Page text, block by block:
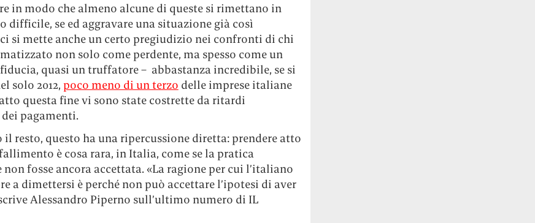
in modo che almeno alcune di queste si rimettano in
difficile, se ed aggravare una situazione già così
si mette anche un certo pregiudizio nei confronti di chi
non solo come perdente, ma spesso come un
quasi un truffatore – abbastanza incredibile, se si
solo 2012, poco meno di un terzo delle imprese italiane
questa fine vi sono state costrette da ritardi
dei pagamenti.
resto, questo ha una ripercussione diretta: prendere atto
è cosa rara, in Italia, come se la pratica
fosse ancora accettata. «La ragione per cui l’italiano
a dimettersi è perché non può accettare l’ipotesi di aver
Alessandro Piperno sull’ultimo numero di IL